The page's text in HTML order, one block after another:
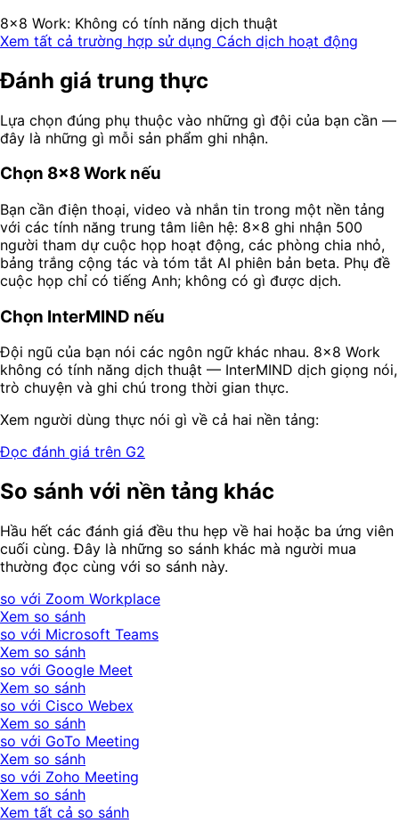
8x8 Work: Không có tính năng dịch thuật
Xem tất cả trường hợp sử dụng Cách dịch hoạt động
Đánh giá trung thực
Lựa chọn đúng phụ thuộc vào những gì đội của bạn cần —
đây là những gì mỗi sản phẩm ghi nhận.
Chọn 8x8 Work nếu
Bạn cần điện thoại, video và nhắn tin trong một nền tảng
với các tính năng trung tâm liên hệ: 8x8 ghi nhận 500
người tham dự cuộc họp hoạt động, các phòng chia nhỏ,
bảng trắng cộng tác và tóm tắt AI phiên bản beta. Phụ đề
cuộc họp chỉ có tiếng Anh; không có gì được dịch.
Chọn InterMIND nếu
Đội ngũ của bạn nói các ngôn ngữ khác nhau. 8x8 Work
không có tính năng dịch thuật — InterMIND dịch giọng nói,
trò chuyện và ghi chú trong thời gian thực.
Xem người dùng thực nói gì về cả hai nền tảng:
Đọc đánh giá trên G2
So sánh với nền tảng khác
Hầu hết các đánh giá đều thu hẹp về hai hoặc ba ứng viên
cuối cùng. Đây là những so sánh khác mà người mua
thường đọc cùng với so sánh này.
so với Zoom Workplace
Xem so sánh
so với Microsoft Teams
Xem so sánh
so với Google Meet
Xem so sánh
so với Cisco Webex
Xem so sánh
so với GoTo Meeting
Xem so sánh
so với Zoho Meeting
Xem so sánh
Xem tất cả so sánh